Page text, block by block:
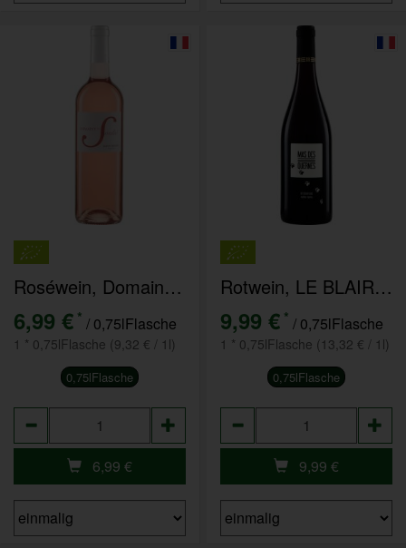
Roséwein, Domain Soulié Saint Chinian
6,99 € * / 0,75lFlasche
1 * 0,75lFlasche (9,32 € / 1l)
0,75lFlasche
6,99 €
Rotwein, LE BLAIREAU Vielles Vignes Mas des Quernes
9,99 € * / 0,75lFlasche
1 * 0,75lFlasche (13,32 € / 1l)
0,75lFlasche
9,99 €